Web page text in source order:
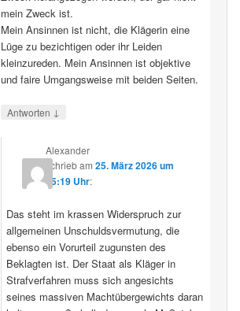
mein Zweck ist.
Mein Ansinnen ist nicht, die Klägerin eine
Lüge zu bezichtigen oder ihr Leiden
kleinzureden. Mein Ansinnen ist objektive
und faire Umgangsweise mit beiden Seiten.
Antworten ↓
Alexander
schriebam25. März 2026 um
15:19 Uhr:
Das steht im krassen Widerspruch zur
allgemeinen Unschuldsvermutung, die
ebenso ein Vorurteil zugunsten des
Beklagten ist. Der Staat als Kläger in
Strafverfahren muss sich angesichts
seines massiven Machtübergewichts daran